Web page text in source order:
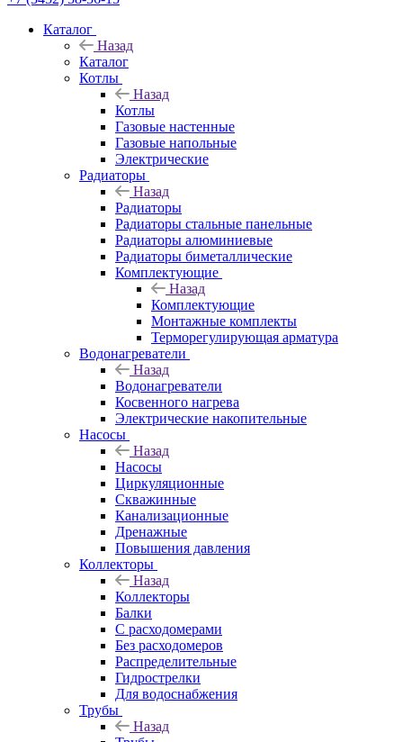
Каталог
Назад
Каталог
Котлы
Назад
Котлы
Газовые настенные
Газовые напольные
Электрические
Радиаторы
Назад
Радиаторы
Радиаторы стальные панельные
Радиаторы алюминиевые
Радиаторы биметаллические
Комплектующие
Назад
Комплектующие
Монтажные комплекты
Терморегулирующая арматура
Водонагреватели
Назад
Водонагреватели
Косвенного нагрева
Электрические накопительные
Насосы
Назад
Насосы
Циркуляционные
Скважинные
Канализационные
Дренажные
Повышения давления
Коллекторы
Назад
Коллекторы
Балки
С расходомерами
Без расходомеров
Распределительные
Гидрострелки
Для водоснабжения
Трубы
Назад